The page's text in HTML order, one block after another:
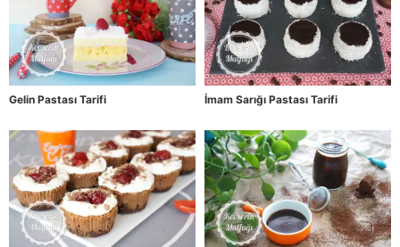
Gelin Pastası Tarifi İmam Sarığı Pastası Tarifi